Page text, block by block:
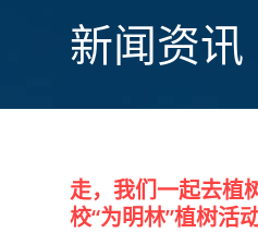
新闻资讯
走，我们一起去
校“为明林”植树活